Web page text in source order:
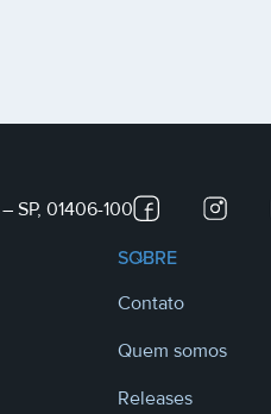
SP, 01406-100
SOBRE
Contato
Quem somos
Releases